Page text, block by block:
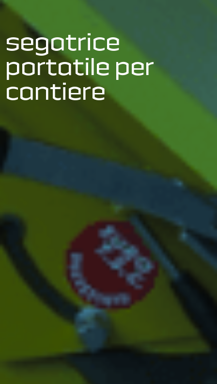
segatrice
portatile per
cantiere